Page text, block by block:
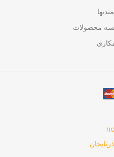
محصولات